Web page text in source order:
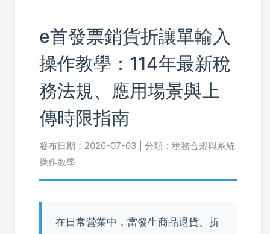
e首發票銷貨折讓單輸入
操作教學：114年最新稅
務法規、應用場景與上
傳時限指南
發布日期：2026-07-03 | 分類：稅務合規與系統
操作教學
在日常營業中，當發生商品退貨、折